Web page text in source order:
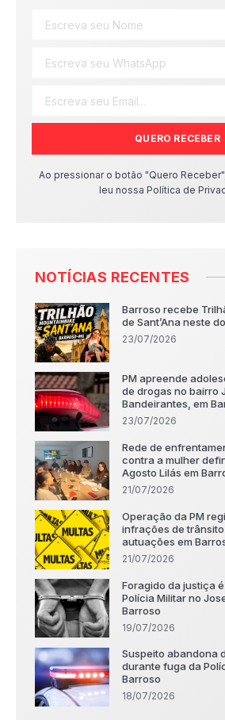
QUERO RECEBER
Ao pressionar o botão "Quero
leu nossa Política de
NOTÍCIAS RECENTES
Barroso recebe
de Sant’Ana neste
23/07/2026
PM apreende
de drogas no bairro
Bandeirantes, em
23/07/2026
Rede de
contra a mulher
Agosto Lilás em
21/07/2026
Operação da PM
infrações de trânsito
autuações em
21/07/2026
Foragido da justiça
Polícia Militar no
Barroso
19/07/2026
Suspeito abandona
durante fuga da
Barroso
18/07/2026